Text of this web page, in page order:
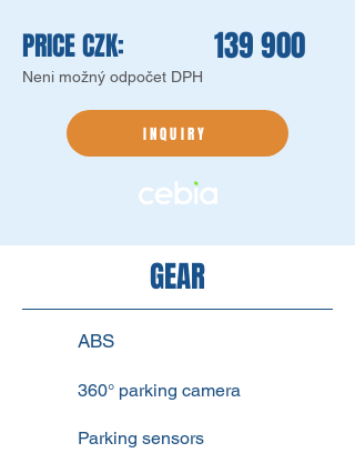
PRICE CZK: 139 900
Neni možný odpočet DPH
INQUIRY
GEAR
ABS
360° parking camera
Parking sensors